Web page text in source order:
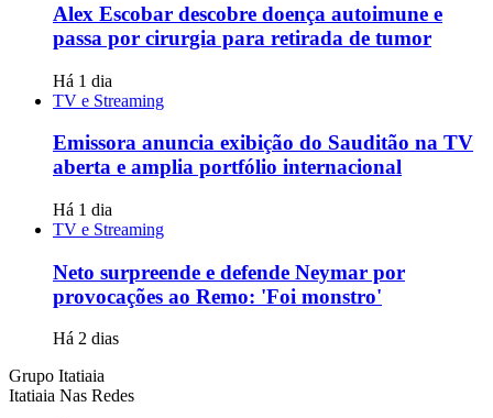
Alex Escobar descobre doença autoimune e
passa por cirurgia para retirada de tumor
Há 1 dia
TV e Streaming
Emissora anuncia exibição do Sauditão na TV
aberta e amplia portfólio internacional
Há 1 dia
TV e Streaming
Neto surpreende e defende Neymar por
provocações ao Remo: 'Foi monstro'
Há 2 dias
Grupo Itatiaia
Itatiaia Nas Redes